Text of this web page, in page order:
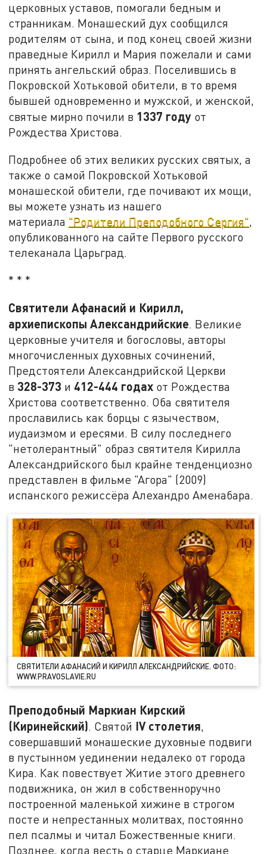
церковных уставов, помогали бедным и
странникам. Монашеский дух сообщился
родителям от сына, и под конец своей жизни
праведные Кирилл и Мария пожелали и сами
принять ангельский образ. Поселившись в
Покровской Хотьковой обители, в то время
бывшей одновременно и мужской, и женской,
святые мирно почили в 1337 году от
Рождества Христова.
Подробнее об этих великих русских святых, а
также о самой Покровской Хотьковой
монашеской обители, где почивают их мощи,
вы можете узнать из нашего
материала "Родители Преподобного Сергия",
опубликованного на сайте Первого русского
телеканала Царьград.
* * *
Святители Афанасий и Кирилл,
архиепископы Александрийские . Великие
церковные учителя и богословы, авторы
многочисленных духовных сочинений,
Предстоятели Александрийской Церкви
в 328-373 и 412-444 годах от Рождества
Христова соответственно. Оба святителя
прославились как борцы с язычеством,
иудаизмом и ересями. В силу последнего
"нетолерантный" образ святителя Кирилла
Александрийского был крайне тенденциозно
представлен в фильме "Агора" (2009)
испанского режиссёра Алехандро Аменабара.
СВЯТИТЕЛИ АФАНАСИЙ И КИРИЛЛ АЛЕКСАНДРИЙСКИЕ. ФОТО:
WWW.PRAVOSLAVIE.RU
Преподобный Маркиан Кирский
(Киринейский). Святой IV столетия,
совершавший монашеские духовные подвиги
в пустынном уединении недалеко от города
Кира. Как повествует Житие этого древнего
подвижника, он жил в собственноручно
построенной маленькой хижине в строгом
посте и непрестанных молитвах, постоянно
пел псалмы и читал Божественные книги.
Позднее, когда весть о старце Маркиане